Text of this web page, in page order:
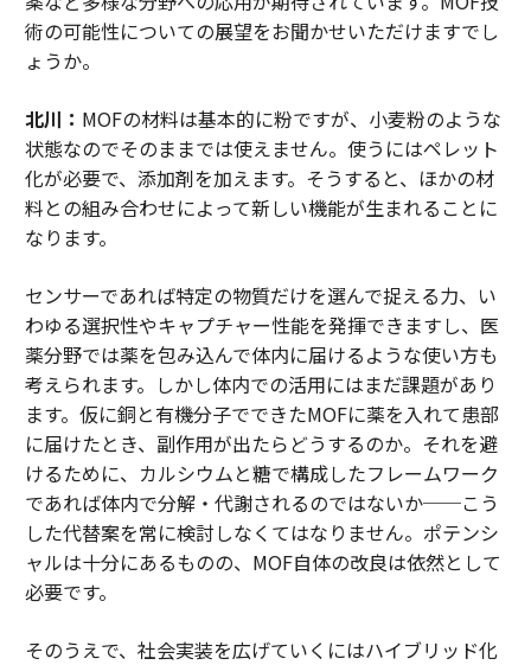
術の可能性についての展望をお聞かせいただけますでし
ょうか。
北川： MOFの材料は基本的に粉ですが、小麦粉のような
状態なのでそのままでは使えません。使うにはペレット
化が必要で、添加剤を加えます。そうすると、ほかの材
料との組み合わせによって新しい機能が生まれることに
なります。
センサーであれば特定の物質だけを選んで捉える力、い
わゆる選択性やキャプチャー性能を発揮できますし、医
薬分野では薬を包み込んで体内に届けるような使い方も
考えられます。しかし体内での活用にはまだ課題があり
ます。仮に銅と有機分子でできたMOFに薬を入れて患部
に届けたとき、副作用が出たらどうするのか。それを避
けるために、カルシウムと糖で構成したフレームワーク
であれば体内で分解・代謝されるのではないか──こう
した代替案を常に検討しなくてはなりません。ポテンシ
ャルは十分にあるものの、MOF自体の改良は依然として
必要です。
そのうえで、社会実装を広げていくにはハイブリッド化